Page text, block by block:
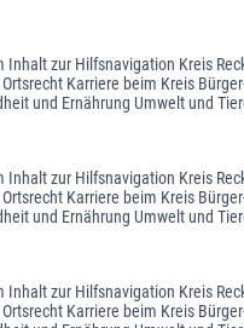
Inhalt zur Hilfsnavigation Kreis
Karriere beim Kreis
und Ernährung Umwelt und
Inhalt zur Hilfsnavigation Kreis
Karriere beim Kreis
und Ernährung Umwelt und
Inhalt zur Hilfsnavigation Kreis
Karriere beim Kreis